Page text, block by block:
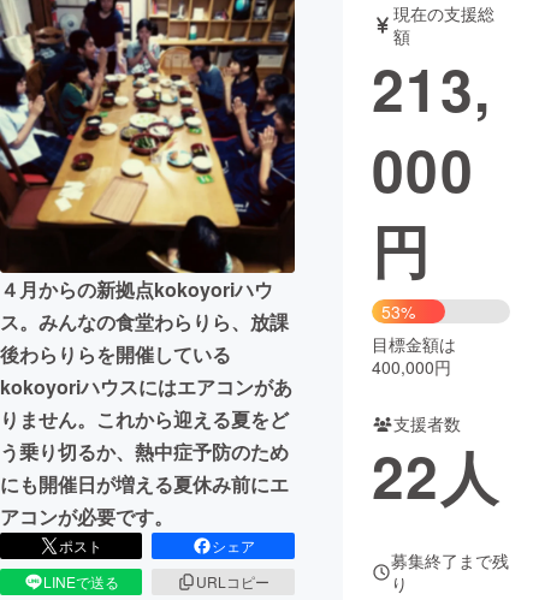
テクノロジー・ガジェット
映像・映画 書籍・雑誌
ビジネス・起業 チャレンジ
まちづくり・地域活性化
CAMPFIRE for Social Good
CAMPFIRE Creation
CAMPFIREふるさと納税machi-ya コミュニティ
４月からの新拠点kokoyoriハウ
ス。みんなの食堂わらりら、放課
後わらりらを開催している
kokoyoriハウスにはエアコンがあ
りません。これから迎える夏をど
う乗り切るか、熱中症予防のため
にも開催日が増える夏休み前にエ
アコンが必要です。
ポスト
シェア
LINEで送る
URLコピー
現在の支援総
額
213,
000
円
53%
目標金額は
400,000円
支援者数
22人
募集終了まで残
り